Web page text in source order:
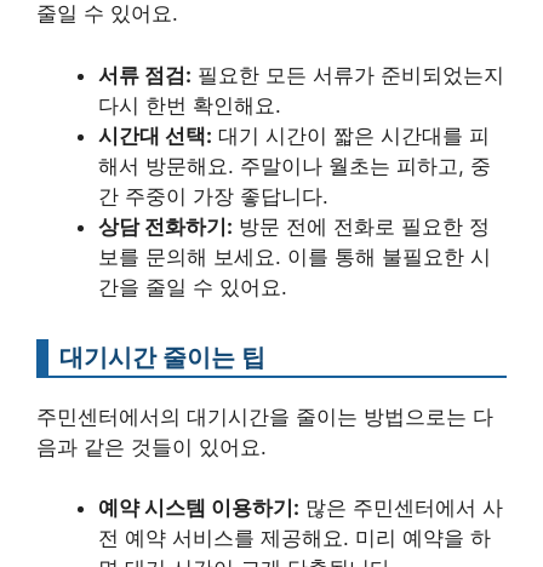
줄일 수 있어요.
서류 점검: 필요한 모든 서류가 준비되었는지
다시 한번 확인해요.
시간대 선택: 대기 시간이 짧은 시간대를 피
해서 방문해요. 주말이나 월초는 피하고, 중
간 주중이 가장 좋답니다.
상담 전화하기: 방문 전에 전화로 필요한 정
보를 문의해 보세요. 이를 통해 불필요한 시
간을 줄일 수 있어요.
대기시간 줄이는 팁
주민센터에서의 대기시간을 줄이는 방법으로는 다
음과 같은 것들이 있어요.
예약 시스템 이용하기: 많은 주민센터에서 사
전 예약 서비스를 제공해요. 미리 예약을 하